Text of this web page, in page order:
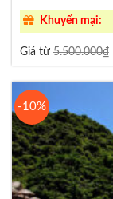
Khuyến mại:
Giá từ5.500.000₫
-10%